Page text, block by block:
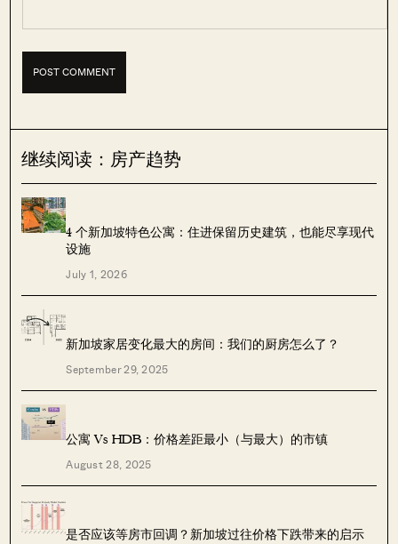
继续阅读：房产趋势
4 个新加坡特色公寓：住进保留历史建筑，也能尽享现代
设施
July 1, 2026
新加坡家居变化最大的房间：我们的厨房怎么了？
September 29, 2025
公寓 Vs HDB：价格差距最小（与最大）的市镇
August 28, 2025
是否应该等房市回调？新加坡过往价格下跌带来的启示